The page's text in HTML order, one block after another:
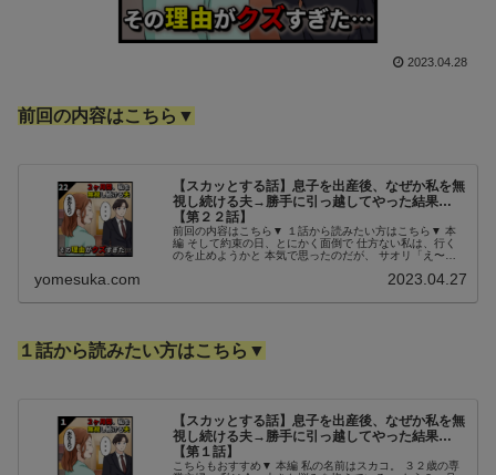
2023.04.28
前回の内容はこちら▼
【スカッとする話】息子を出産後、なぜか私を無
視し続ける夫→勝手に引っ越してやった結果…
【第２２話】
前回の内容はこちら▼ １話から読みたい方はこちら▼ 本
編 そして約束の日、とにかく面倒で 仕方ない私は、行く
のを止めようかと 本気で思ったのだが、 サオリ「え〜！
yomesuka.com 2023.04.27
１話から読みたい方はこちら▼
【スカッとする話】息子を出産後、なぜか私を無
視し続ける夫→勝手に引っ越してやった結果…
【第１話】
こちらもおすすめ▼ 本編 私の名前はスカコ。 ３２歳の専